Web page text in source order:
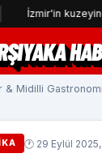
kuzeyinde
& Midilli
🕐 29 Eylül 2025,